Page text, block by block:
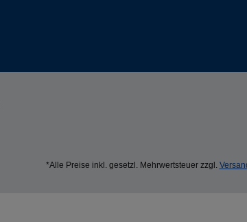
*Alle Preise inkl. gesetzl. Mehrwertsteuer zzgl.